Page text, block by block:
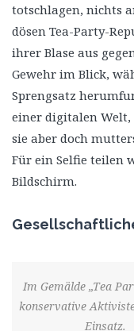
totschlagen, nichts
dösen Tea-Party-
ihrer Blase aus
Gewehr im Blick,
Sprengsatz
einer digitalen
sie aber doch
Für ein Selfie teilen
Bildschirm.
Im Gemälde „Tea
konservative
Einsatz.